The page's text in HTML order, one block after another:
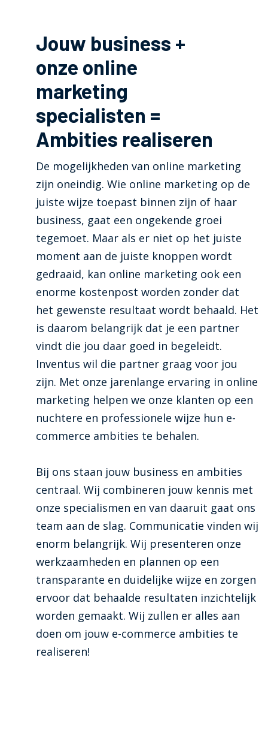
Jouw business +
onze online
marketing
specialisten =
Ambities realiseren
De mogelijkheden van online marketing
zijn oneindig. Wie online marketing op de
juiste wijze toepast binnen zijn of haar
business, gaat een ongekende groei
tegemoet. Maar als er niet op het juiste
moment aan de juiste knoppen wordt
gedraaid, kan online marketing ook een
enorme kostenpost worden zonder dat
het gewenste resultaat wordt behaald. Het
is daarom belangrijk dat je een partner
vindt die jou daar goed in begeleidt.
Inventus wil die partner graag voor jou
zijn. Met onze jarenlange ervaring in online
marketing helpen we onze klanten op een
nuchtere en professionele wijze hun e-
commerce ambities te behalen.
Bij ons staan jouw business en ambities
centraal. Wij combineren jouw kennis met
onze specialismen en van daaruit gaat ons
team aan de slag. Communicatie vinden wij
enorm belangrijk. Wij presenteren onze
werkzaamheden en plannen op een
transparante en duidelijke wijze en zorgen
ervoor dat behaalde resultaten inzichtelijk
worden gemaakt. Wij zullen er alles aan
doen om jouw e-commerce ambities te
realiseren!